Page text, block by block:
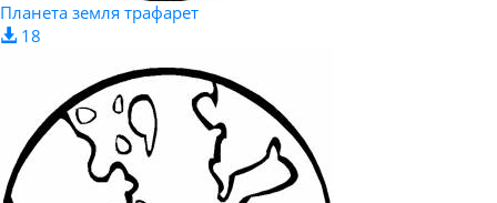
Планета земля трафарет
18